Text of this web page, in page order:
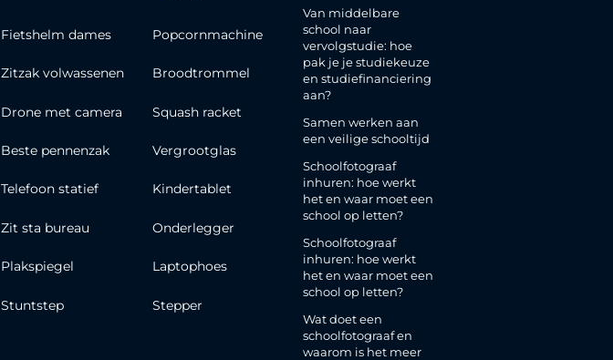
Fietshelm dames
Zitzak volwassenen
Drone met camera
Beste pennenzak
Telefoon statief
Zit sta bureau
Plakspiegel
Stuntstep
Popcornmachine
Broodtrommel
Squash racket
Vergrootglas
Kindertablet
Onderlegger
Laptophoes
Stepper
Van middelbare
school naar
vervolgstudie: hoe
pak je je studiekeuze
en studiefinanciering
aan?
Samen werken aan
een veilige schooltijd
Schoolfotograaf
inhuren: hoe werkt
het en waar moet een
school op letten?
Schoolfotograaf
inhuren: hoe werkt
het en waar moet een
school op letten?
Wat doet een
schoolfotograaf en
waarom is het meer